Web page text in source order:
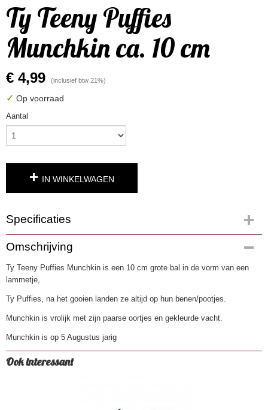
Ty Teeny Puffies
Munchkin ca. 10 cm
€ 4,99 (inclusief btw 21%)
✓ Op voorraad
Aantal
IN WINKELWAGEN
Specificaties
Productcode
3186-28
EAN code
0008421425280
Omschrijving
Ty Teeny Puffies Munchkin is een 10 cm grote bal in de vorm van een
lammetje,
Ty Puffies, na het gooien landen ze altijd op hun benen/pootjes.
Munchkin is vrolijk met zijn paarse oortjes en gekleurde vacht.
Munchkin is op 5 Augustus jarig
Ook interessant